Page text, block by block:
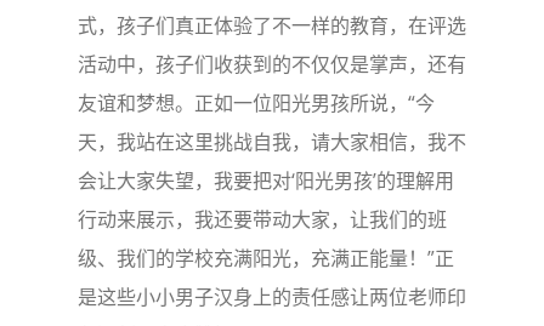
式，孩子们真正体验了不一样的教育，在评选
活动中，孩子们收获到的不仅仅是掌声，还有
友谊和梦想。正如一位阳光男孩所说，“今
天，我站在这里挑战自我，请大家相信，我不
会让大家失望，我要把对‘阳光男孩’的理解用
行动来展示，我还要带动大家，让我们的班
级、我们的学校充满阳光，充满正能量！”正
是这些小小男子汉身上的责任感让两位老师印